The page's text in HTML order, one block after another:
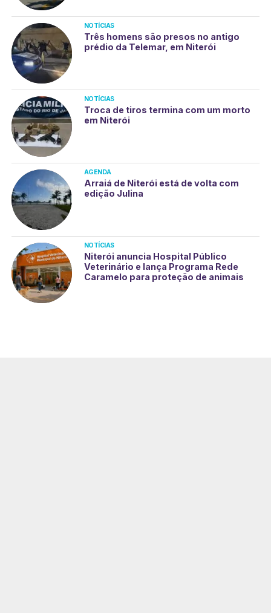
NOTÍCIAS
Três homens são presos no antigo
prédio da Telemar, em Niterói
NOTÍCIAS
Troca de tiros termina com um morto
em Niterói
AGENDA
Arraiá de Niterói está de volta com
edição Julina
NOTÍCIAS
Niterói anuncia Hospital Público
Veterinário e lança Programa Rede
Caramelo para proteção de animais